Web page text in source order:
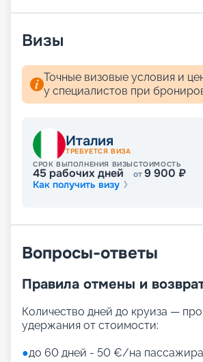
менеджерами.
Визы
Точные визовые условия и
у специалистов при
Италия
ТРЕБУЕТСЯ ВИЗА
СРОК ВЫПОЛНЕНИЯ ВИЗЫ
45 рабочих дней
СТОИМОСТЬ
от9 900 ₽
Как получить визу
Вопросы-ответы
Правила отмены и
Количество дней до круиза —
удержания от стоимости:
●до 60 дней - 50 €/на пассажира